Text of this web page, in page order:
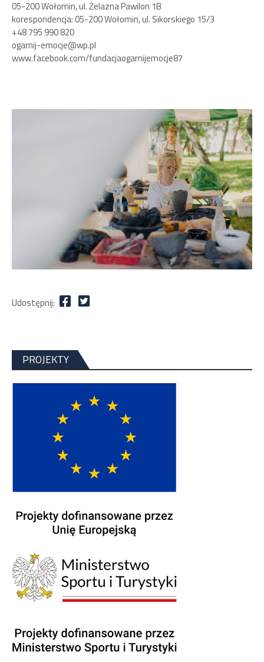
05-200 Wołomin, ul. Żelazna Pawilon 1B
korespondencja: 05-200 Wołomin, ul. Sikorskiego 15/3
+48 795 990 820
ogarnij-emocje@wp.pl
www.facebook.com/fundacjaogarnijemocje87
Udostępnij:
PROJEKTY